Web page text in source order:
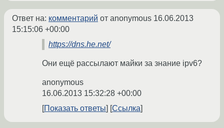
Ответ на: комментарий от anonymous 16.06.2013
15:15:06 +00:00
https://dns.he.net/
Они ещё рассылают майки за знание ipv6?
anonymous
16.06.2013 15:32:28 +00:00
Показать ответы
Ссылка